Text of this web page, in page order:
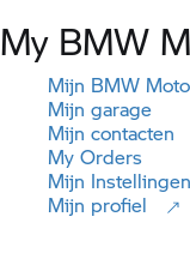
My BMW
Mijn BMW
Mijn garage
Mijn contacten
My Orders
Mijn Instellingen
Mijn profiel